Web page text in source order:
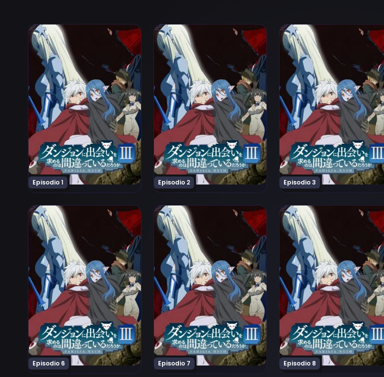
Episodio 1
Ver Dungeon ni Deai wo Motomeru no wa Machigatteiru Darou ka III Episodio 1
Episodio 2
Ver Dungeon ni Deai wo Motomeru no wa Machigatteiru
Episodio 3
Ver Dungeon ni Deai wo
Episodio 6
Ver Dungeon ni Deai wo Motomeru no wa Machigatteiru Darou ka III Episodio 6
Episodio 7
Ver Dungeon ni Deai wo Motomeru no wa Machigatteiru
Episodio 8
Ver Dungeon ni Deai wo